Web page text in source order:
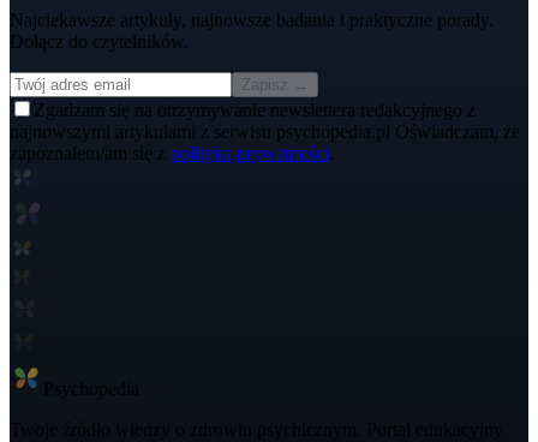
Najciekawsze artykuły, najnowsze badania i praktyczne porady.
Dołącz do czytelników.
Zapisz →
Zgadzam się na otrzymywanie newslettera redakcyjnego z
najnowszymi artykułami z serwisu psychopedia.pl Oświadczam, że
zapoznałem/am się z polityką prywatności.
Psycho pedia